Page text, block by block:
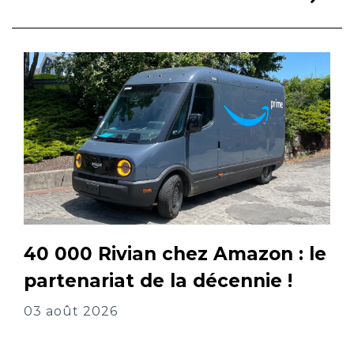
40 000 Rivian chez Amazon : le
partenariat de la décennie !
03 août 2026